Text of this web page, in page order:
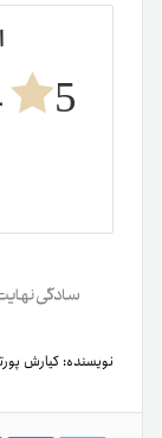
5
نویسنده: کیارش